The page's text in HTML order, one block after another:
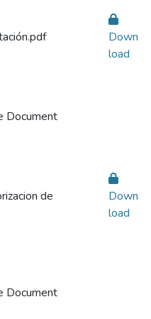
Document
Down
load
de
Document
Down
load